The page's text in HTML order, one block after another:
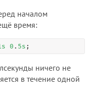
началом
время:
s 0 . 5s ;
ничего не
в течение одной